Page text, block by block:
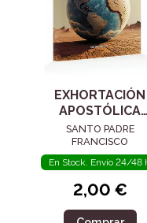
EXHORTACIÓN
APOSTÓLICA
"LAUDATE DEUM"
SANTO PADRE
FRANCISCO
En Stock. Envío 24/48
2,00 €